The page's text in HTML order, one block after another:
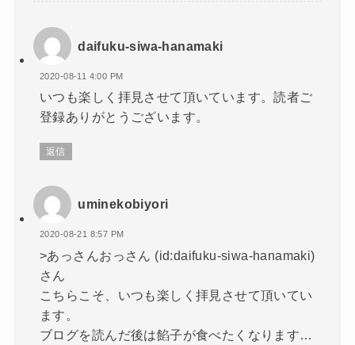
daifuku-siwa-hanamaki
2020-08-11 4:00 PM
いつも楽しく拝見させて頂いています。読者ご
登録ありがとうございます。
返信
uminekobiyori
2020-08-21 8:57 PM
>あっさんおっさん (id:daifuku-siwa-hanamaki)
さん
こちらこそ、いつも楽しく拝見させて頂いてい
ます。
ブログを読んだ後は餡子が食べたくなります…